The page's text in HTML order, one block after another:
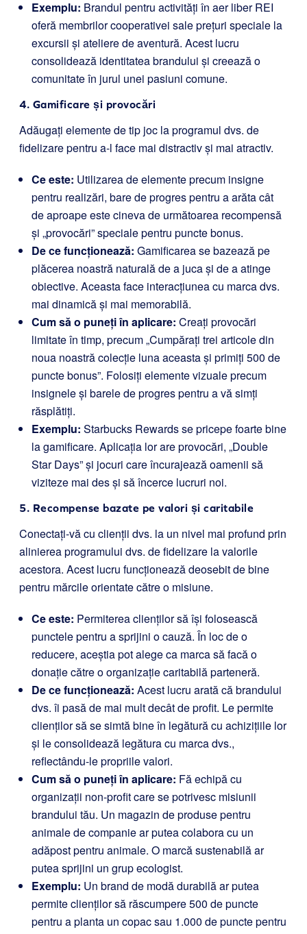
Exemplu: Brandul pentru activități în aer liber REI
oferă membrilor cooperativei sale prețuri speciale la
excursii și ateliere de aventură. Acest lucru
consolidează identitatea brandului și creează o
comunitate în jurul unei pasiuni comune.
4. Gamificare și provocări
Adăugați elemente de tip joc la programul dvs. de
fidelizare pentru a-l face mai distractiv și mai atractiv.
Ce este: Utilizarea de elemente precum insigne
pentru realizări, bare de progres pentru a arăta cât
de aproape este cineva de următoarea recompensă
și „provocări” speciale pentru puncte bonus.
De ce funcționează: Gamificarea se bazează pe
plăcerea noastră naturală de a juca și de a atinge
obiective. Aceasta face interacțiunea cu marca dvs.
mai dinamică și mai memorabilă.
Cum să o puneți în aplicare: Creați provocări
limitate în timp, precum „Cumpărați trei articole din
noua noastră colecție luna aceasta și primiți 500 de
puncte bonus”. Folosiți elemente vizuale precum
insignele și barele de progres pentru a vă simți
răsplătiți.
Exemplu: Starbucks Rewards se pricepe foarte bine
la gamificare. Aplicația lor are provocări, „Double
Star Days” și jocuri care încurajează oamenii să
viziteze mai des și să încerce lucruri noi.
5. Recompense bazate pe valori și caritabile
Conectați-vă cu clienții dvs. la un nivel mai profund prin
alinierea programului dvs. de fidelizare la valorile
acestora. Acest lucru funcționează deosebit de bine
pentru mărcile orientate către o misiune.
Ce este: Permiterea clienților să își folosească
punctele pentru a sprijini o cauză. În loc de o
reducere, aceștia pot alege ca marca să facă o
donație către o organizație caritabilă parteneră.
De ce funcționează: Acest lucru arată că brandului
dvs. îi pasă de mai mult decât de profit. Le permite
clienților să se simtă bine în legătură cu achizițiile lor
și le consolidează legătura cu marca dvs.,
reflectându-le propriile valori.
Cum să o puneți în aplicare: Fă echipă cu
organizații non-profit care se potrivesc misiunii
brandului tău. Un magazin de produse pentru
animale de companie ar putea colabora cu un
adăpost pentru animale. O marcă sustenabilă ar
putea sprijini un grup ecologist.
Exemplu: Un brand de modă durabilă ar putea
permite clienților să răscumpere 500 de puncte
pentru a planta un copac sau 1.000 de puncte pentru